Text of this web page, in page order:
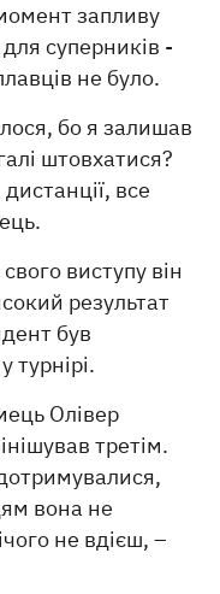
запливу
суперників -
не було.
бо я залишав
штовхатися?
все
виступу він
результат
був
Олівер
третім.
вона не
не вдієш, –